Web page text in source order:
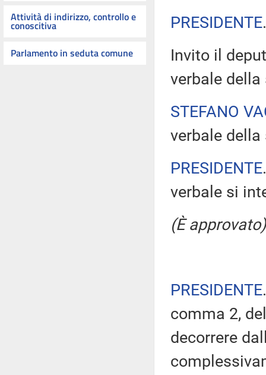
Attività di indirizzo, controllo e
conoscitiva
Parlamento in seduta comune
PRESIDENTE
Invito il
verbale della
STEFANO
verbale
PRESIDENTE
verbale si
(È approvato)
PRESIDENTE
comma 2,
decorrere